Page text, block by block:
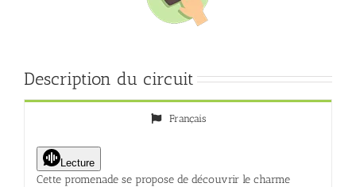
Description du circuit
Français
Lecture
Cette promenade se propose de découvrir le charme